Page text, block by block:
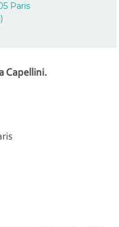
Paris
Capellini.